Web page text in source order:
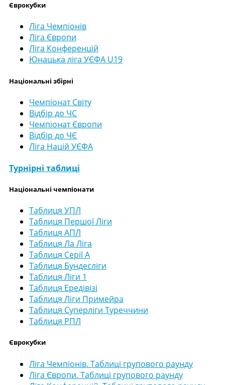
Єврокубки
Ліга Чемпіонів
Ліга Європи
Ліга Конференцій
Юнацька ліга УЄФА U19
Національні збірні
Чемпіонат Світу
Відбір до ЧС
Чемпіонат Європи
Відбір до ЧЄ
Ліга Націй УЄФА
Турнірні таблиці
Національні чемпіонати
Таблиця УПЛ
Таблиця Першої Ліги
Таблиця АПЛ
Таблиця Ла Ліга
Таблиця Серії А
Таблиця Бундесліги
Таблиця Ліги 1
Таблиця Ередівізі
Таблиця Ліги Примейра
Таблиця Суперліги Туреччини
Таблиця РПЛ
Єврокубки
Ліга Чемпіонів. Таблиці групового раунду
Ліга Європи. Таблиці групового раунду